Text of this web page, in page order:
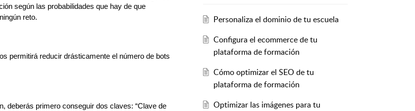
según las probabilidades que hay de que
reto.
permitirá reducir drásticamente el número de bots
deberás primero conseguir dos claves: “Clave de
Personaliza el dominio de tu escuela
Configura el ecommerce de tu
plataforma de formación
Cómo optimizar el SEO de tu
plataforma de formación
Optimizar las imágenes para tu